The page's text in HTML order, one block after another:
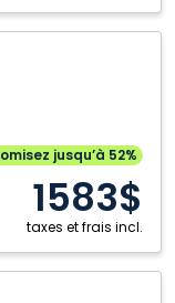
jusqu’à 52%
1583$
taxes et frais incl.